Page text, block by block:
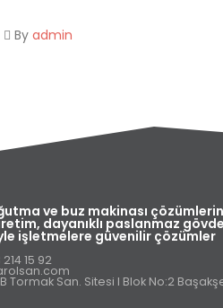
By admin
ve buz makinası
dayanıklı paslanmaz
işletmelere güvenilir çözümler
15 92
Tormak San. Sitesi I Blok No:2